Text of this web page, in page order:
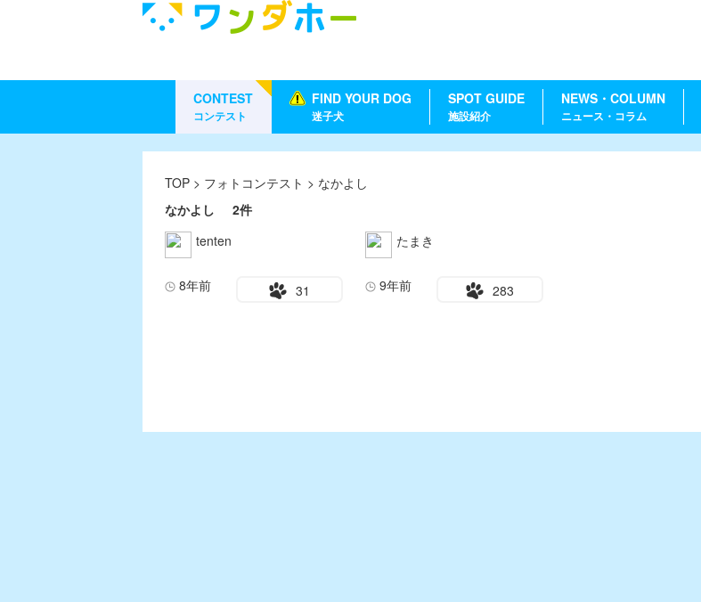
CONTEST
コンテスト
FIND YOUR DOG
迷子犬
SPOT GUIDE
施設紹介
NEWS・COLUMN
ニュース・コラム
TOP > フォトコンテスト > なかよし
なかよし
2件
tenten
8年前 31
たまき
9年前 283